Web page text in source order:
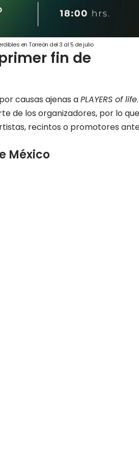
en Torreón del 3 al 5 de julio
fin de
causas ajenas aPLAYERS of life.
de los organizadores, por lo que
recintos o promotores
México